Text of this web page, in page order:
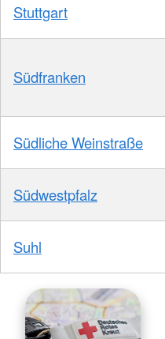
Stuttgart
Südfranken
Südliche Weinstraße
Südwestpfalz
Suhl